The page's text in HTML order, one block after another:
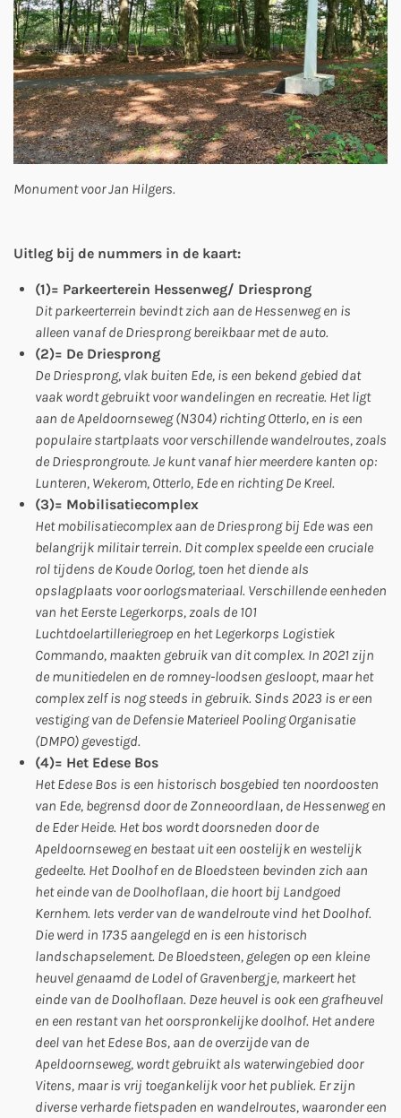
Monument voor Jan Hilgers.
Uitleg bij de nummers in de kaart:
(1)= Parkeerterein Hessenweg/ Driesprong
Dit parkeerterrein bevindt zich aan de Hessenweg en is
alleen vanaf de Driesprong bereikbaar met de auto.
(2)= De Driesprong
De Driesprong, vlak buiten Ede, is een bekend gebied dat
vaak wordt gebruikt voor wandelingen en recreatie. Het ligt
aan de Apeldoornseweg (N304) richting Otterlo, en is een
populaire startplaats voor verschillende wandelroutes, zoals
de Driesprongroute. Je kunt vanaf hier meerdere kanten op:
Lunteren, Wekerom, Otterlo, Ede en richting De Kreel.
(3)= Mobilisatiecomplex
Het mobilisatiecomplex aan de Driesprong bij Ede was een
belangrijk militair terrein. Dit complex speelde een cruciale
rol tijdens de Koude Oorlog, toen het diende als
opslagplaats voor oorlogsmateriaal. Verschillende eenheden
van het Eerste Legerkorps, zoals de 101
Luchtdoelartilleriegroep en het Legerkorps Logistiek
Commando, maakten gebruik van dit complex. In 2021 zijn
de munitiedelen en de romney-loodsen gesloopt, maar het
complex zelf is nog steeds in gebruik. Sinds 2023 is er een
vestiging van de Defensie Materieel Pooling Organisatie
(DMPO) gevestigd.
(4)= Het Edese Bos
Het Edese Bos is een historisch bosgebied ten noordoosten
van Ede, begrensd door de Zonneoordlaan, de Hessenweg en
de Eder Heide. Het bos wordt doorsneden door de
Apeldoornseweg en bestaat uit een oostelijk en westelijk
gedeelte. Het Doolhof en de Bloedsteen bevinden zich aan
het einde van de Doolhoflaan, die hoort bij Landgoed
Kernhem. Iets verder van de wandelroute vind het Doolhof.
Die werd in 1735 aangelegd en is een historisch
landschapselement. De Bloedsteen, gelegen op een kleine
heuvel genaamd de Lodel of Gravenbergje, markeert het
einde van de Doolhoflaan. Deze heuvel is ook een grafheuvel
en een restant van het oorspronkelijke doolhof. Het andere
deel van het Edese Bos, aan de overzijde van de
Apeldoornseweg, wordt gebruikt als waterwingebied door
Vitens, maar is vrij toegankelijk voor het publiek. Er zijn
diverse verharde fietspaden en wandelroutes, waaronder een